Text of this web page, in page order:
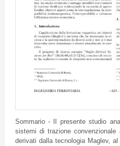
Sommario - Il presente studio
sistemi di trazione
derivati dalla tecnologia Maglev,